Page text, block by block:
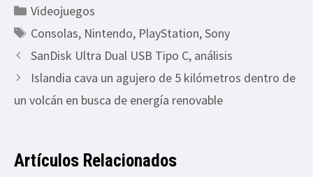
Categorías
Videojuegos
Etiquetas
Consolas, Nintendo, PlayStation,Sony
SanDisk Ultra Dual USB Tipo C, análisis
Islandia cava un agujero de 5 kilómetros dentro de
un volcán en busca de energía renovable
Artículos Relacionados